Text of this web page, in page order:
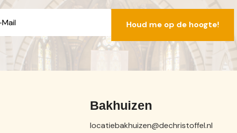
Bakhuizen
locatiebakhuizen@dechristoffel.nl